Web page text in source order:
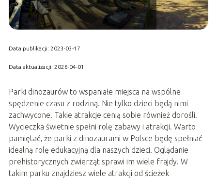
Data publikacji: 2023-03-17
Data aktualizacji: 2026-04-01
Parki dinozaurów to wspaniałe miejsca na wspólne
spędzenie czasu z rodziną. Nie tylko dzieci będą nimi
zachwycone. Takie atrakcje cenią sobie również dorośli.
Wycieczka świetnie spełni rolę zabawy i atrakcji. Warto
pamiętać, że parki z dinozaurami w Polsce będę spełniać
idealną rolę edukacyjną dla naszych dzieci. Oglądanie
prehistorycznych zwierząt sprawi im wiele frajdy. W
takim parku znajdziesz wiele atrakcji od ścieżek